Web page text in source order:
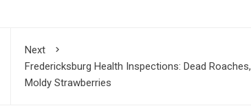
Next
Fredericksburg Health Inspections: Dead Roaches,
Moldy Strawberries